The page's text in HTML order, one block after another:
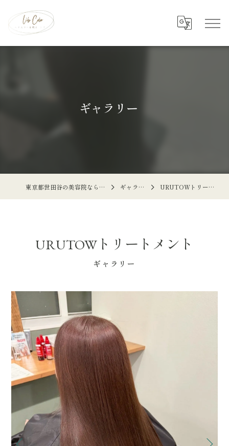
ギャラリー
東京都世田谷の美容院ならLibcolor ギャラリー URUTOWトリートメント
ギャラリー
URUTOWトリートメント